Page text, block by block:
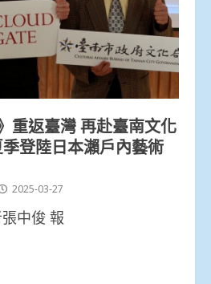
重返臺灣 再赴臺南文化
登陸日本瀨戶內藝術
2025-03-27
中俊 報